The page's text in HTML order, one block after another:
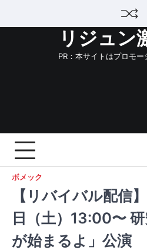
リジュン
PR：本サイトはプロモ
ボメック
【リバイバル配信
日（土）13:00〜
が始まるよ」公演